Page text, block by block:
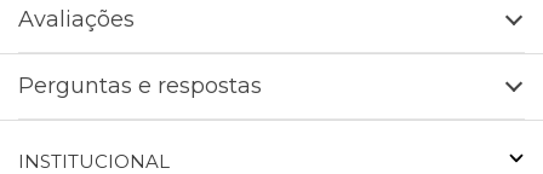
Avaliações
Perguntas e respostas
INSTITUCIONAL